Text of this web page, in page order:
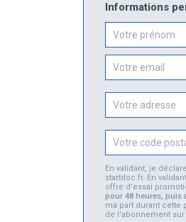
Informations
En validant, je
startdoc.fr. En
offre d’essai
pour 48 heures, puis
ma part durant cette
de l'abonnement sur